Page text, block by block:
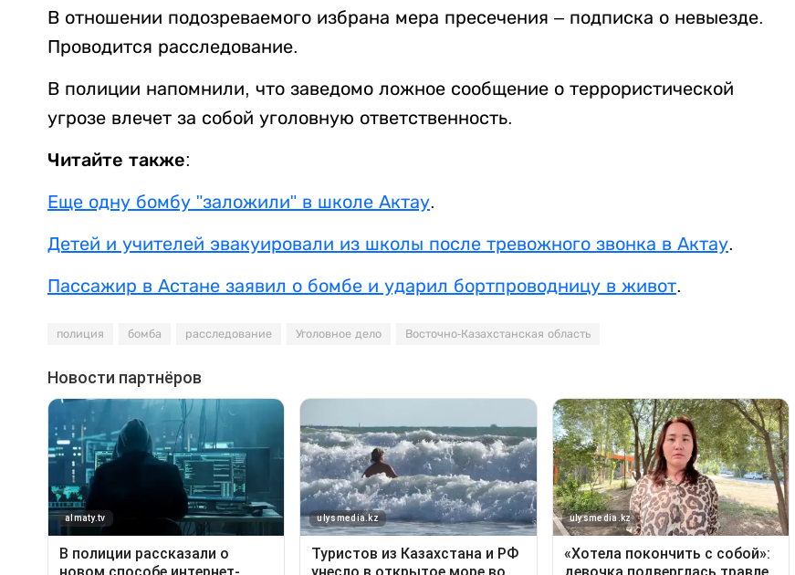
В отношении подозреваемого избрана мера пресечения – подписка о невыезде.
Проводится расследование.
В полиции напомнили, что заведомо ложное сообщение о террористической
угрозе влечет за собой уголовную ответственность.
Читайте также:
Еще одну бомбу "заложили" в школе Актау.
Детей и учителей эвакуировали из школы после тревожного звонка в Актау.
Пассажир в Астане заявил о бомбе и ударил бортпроводницу в живот.
полиция бомба расследование Уголовное дело Восточно-Казахстанская область